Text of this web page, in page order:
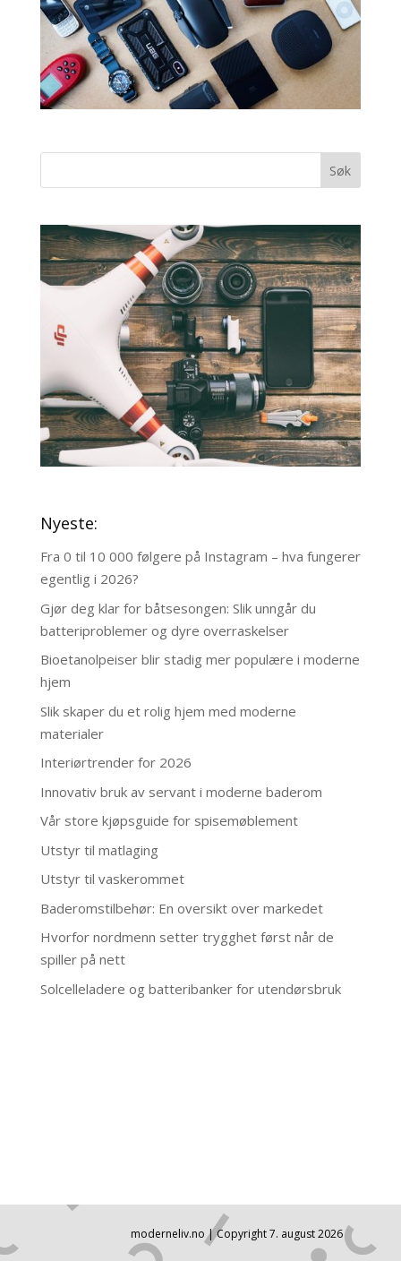
Nyeste:
Fra 0 til 10 000 følgere på Instagram – hva fungerer
egentlig i 2026?
Gjør deg klar for båtsesongen: Slik unngår du
batteriproblemer og dyre overraskelser
Bioetanolpeiser blir stadig mer populære i moderne
hjem
Slik skaper du et rolig hjem med moderne
materialer
Interiørtrender for 2026
Innovativ bruk av servant i moderne baderom
Vår store kjøpsguide for spisemøblement
Utstyr til matlaging
Utstyr til vaskerommet
Baderomstilbehør: En oversikt over markedet
Hvorfor nordmenn setter trygghet først når de
spiller på nett
Solcelleladere og batteribanker for utendørsbruk
moderneliv.no | Copyright 7. august 2026